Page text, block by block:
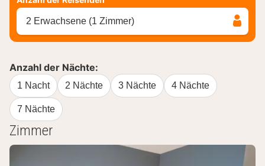
2 Erwachsene (1 Zimmer)
Anzahl der Nächte:
1 Nacht 2 Nächte 3 Nächte 4 Nächte
7 Nächte
Zimmer